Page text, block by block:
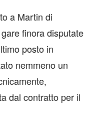
a Martin di
finora disputate
posto in
nemmeno un
dal contratto per il